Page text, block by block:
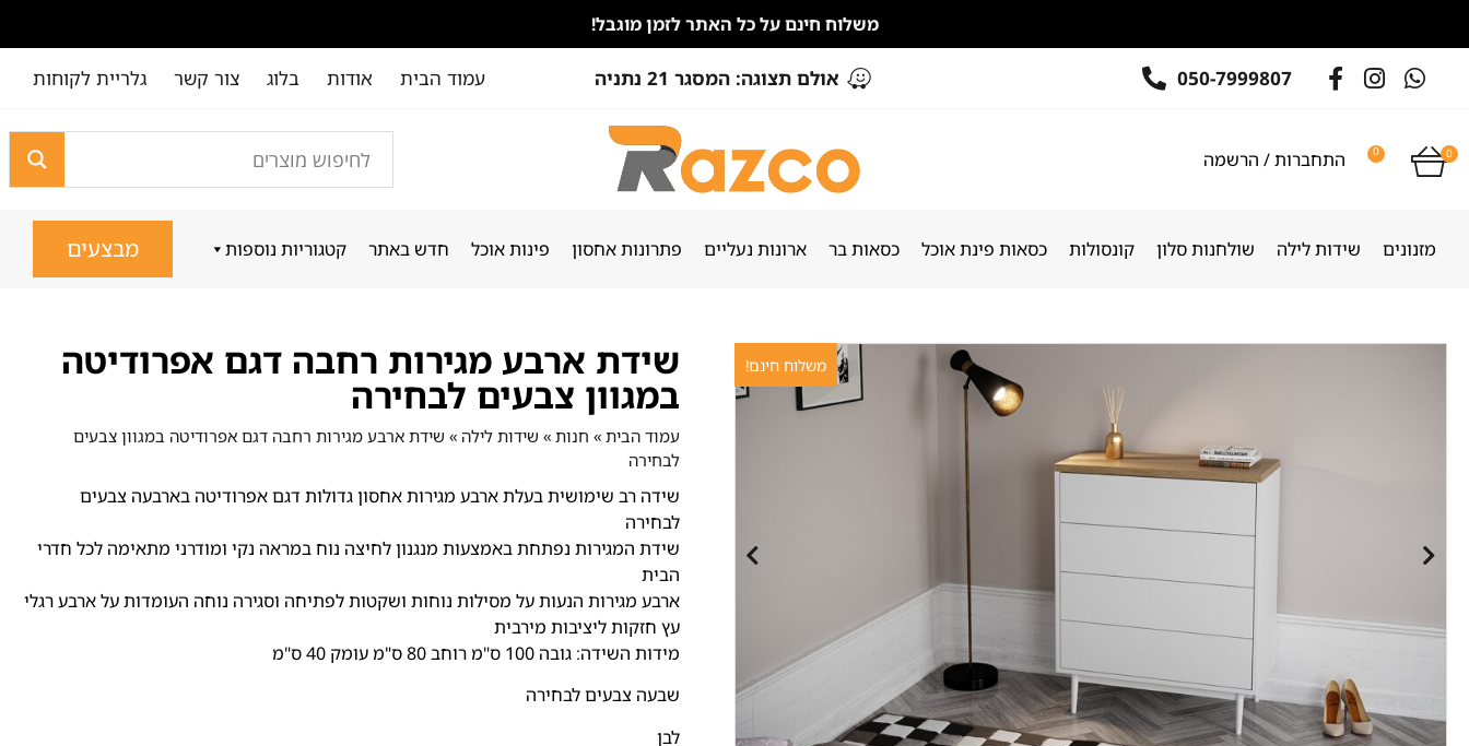
משלוח חינם על כל האתר לזמן מוגבל!
050-7999807 אולם תצוגה: המסגר 21 נתניה עמוד הבית אודות בלוג צור קשר גלריית לקוחות
0
0 התחברות / הרשמה
מזנונים שידות לילה שולחנות סלון קונסולות כסאות פינת אוכל כסאות בר ארונות נעליים פתרונות אחסון פינות אוכל חדש באתר קטגוריות נוספות מבצעים
משלוח חינם! שידת ארבע מגירות רחבה דגם אפרודיטה
במגוון צבעים לבחירה
עמוד הבית » חנות » שידות לילה » שידת ארבע מגירות רחבה דגם אפרודיטה במגוון צבעים
לבחירה
שידה רב שימושית בעלת ארבע מגירות אחסון גדולות דגם אפרודיטה בארבעה צבעים
לבחירה
שידת המגירות נפתחת באמצעות מנגנון לחיצה נוח במראה נקי ומודרני מתאימה לכל חדרי
הבית
ארבע מגירות הנעות על מסילות נוחות ושקטות לפתיחה וסגירה נוחה העומדות על ארבע רגלי
עץ חזקות ליציבות מירבית
מידות השידה: גובה 100 ס"מ רוחב 80 ס"מ עומק 40 ס"מ
שבעה צבעים לבחירה
לבן